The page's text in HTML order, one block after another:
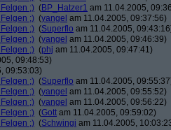
;) (BP_Hatzer1 am 11.04.2005,
;) (yangel am 11.04.2005, 09:37:56)
;) (Superflo am 11.04.2005,
;) (yangel am 11.04.2005, 09:46:39)
;) (phj am 11.04.2005, 09:47:41)
09:48:53)
09:53:03)
;) (Superflo am 11.04.2005,
;) (yangel am 11.04.2005, 09:55:52)
;) (yangel am 11.04.2005, 09:56:22)
;) (Gott am 11.04.2005, 09:59:02)
;) (Schwingi am 11.04.2005,